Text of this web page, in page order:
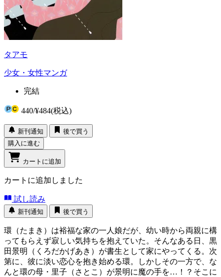
タアモ
少女・女性マンガ
完結
440/¥484(税込)
新刊通知
後で買う
購入に進む
カートに追加
カートに追加しました
試し読み
新刊通知 後で買う
環（たまき）は裕福な家の一人娘だが、幼い時から両親に構
ってもらえず寂しい気持ちを抱えていた。そんなある日、黒
田景明（くろだかげあき）が書生として家にやってくる。次
第に、彼に淡い恋心を抱き始める環。しかしその一方で、な
んと環の母・里子（さとこ）が景明に魔の手を…！？そこに